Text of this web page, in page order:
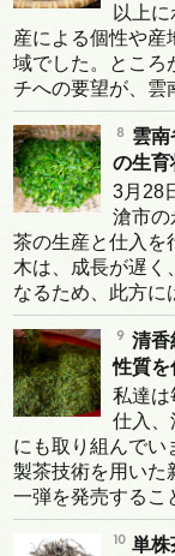
以上
産による個性や産
域でした。ところ
チへの要望が、
雲
の生育
3月28
滄市の
茶の生産と仕入を
木は、成長が遅く
なるため、此方
清
性質を
私達は
仕入、
にも取り組んでい
製茶技術を用いた
一弾を発売する
単株